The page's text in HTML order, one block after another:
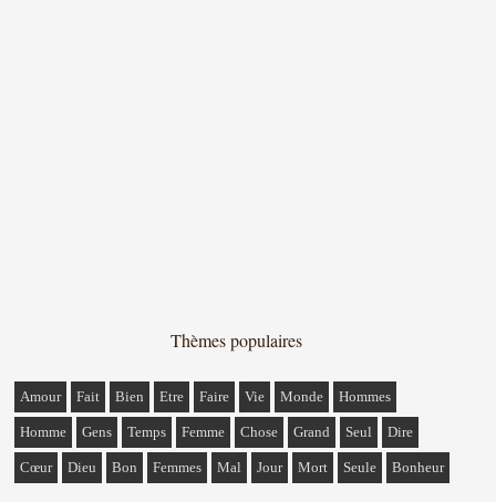
Thèmes populaires
Amour Fait Bien Etre Faire Vie Monde Hommes
Homme Gens Temps Femme Chose Grand Seul Dire
Cœur Dieu Bon Femmes Mal Jour Mort Seule Bonheur